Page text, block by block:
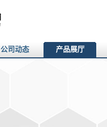
公司动态 产品展厅